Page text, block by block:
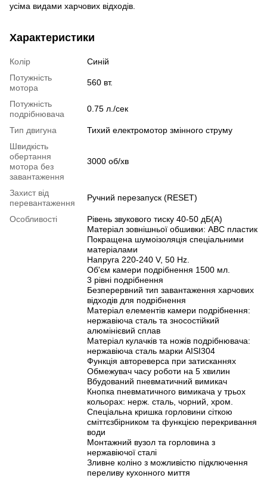
усіма видами харчових відходів.
Характеристики
Колір
Синій
Потужність
мотора
560 вт.
Потужність
подрібнювача
0.75 л./сек
Тип двигуна
Тихий електромотор змінного струму
Швидкість
обертання
мотора без
завантаження
3000 об/хв
Захист від
перевантаження
Ручний перезапуск (RESET)
Особливості
Рівень звукового тиску 40-50 дБ(А)
Матеріал зовнішньої обшивки: АВС пластик
Покращена шумоізоляція спеціальними
матеріалами
Напруга 220-240 V, 50 Hz.
Об'єм камери подрібнення 1500 мл.
3 рівні подрібнення
Безперервний тип завантаження харчових
відходів для подрібнення
Матеріал елементів камери подрібнення:
нержавіюча сталь та зносостійкий
алюмінієвий сплав
Матеріал кулачків та ножів подрібнювача:
нержавіюча сталь марки AISI304
Функція автореверса при затисканнях
Обмежувач часу роботи на 5 хвилин
Вбудований пневматичний вимикач
Кнопка пневматичного вимикача у трьох
кольорах: нерж. сталь, чорний, хром.
Спеціальна кришка горловини сіткою
сміттєзбірником та функцією перекривання
води
Монтажний вузол та горловина з
нержавіючої сталі
Зливне коліно з можливістю підключення
переливу кухонного миття